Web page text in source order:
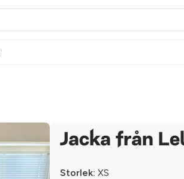
Jacka från
Storlek: XS